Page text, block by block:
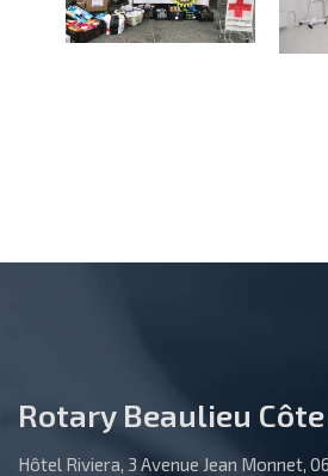
Rotary Beaulieu
Hôtel Riviera, 3 Avenue Jean Monnet,